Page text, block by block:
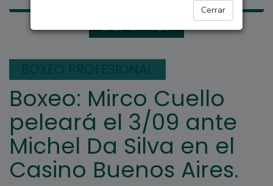
Cerrar
DEPORTES
Boxeo: Mirco Cuello
peleará el 3/09 ante
Michel Da Silva en el
Casino Buenos Aires.